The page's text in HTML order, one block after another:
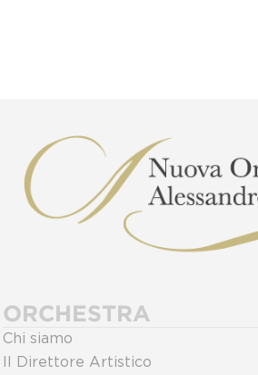
ORCHESTRA
Chi siamo
Il Direttore Artistico